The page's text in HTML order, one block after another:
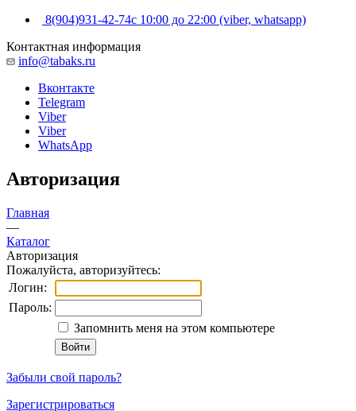
8(904)931-42-74с 10:00 до 22:00 (viber, whatsapp)
Контактная информация
info@tabaks.ru
Вконтакте
Telegram
Viber
Viber
WhatsApp
Авторизация
Главная
—
Каталог
Авторизация
Пожалуйста, авторизуйтесь:
Логин:
Пароль:
Запомнить меня на этом компьютере
Забыли свой пароль?
Зарегистрироваться